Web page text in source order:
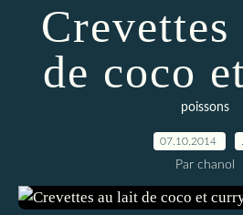
de coco
poissons
07.10.2014
Par chanol